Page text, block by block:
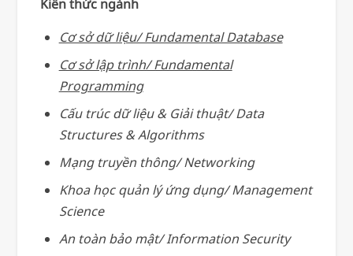
Kiến thức ngành
Cơ sở dữ liệu/ Fundamental Database
Cơ sở lập trình/ Fundamental
Programming
Cấu trúc dữ liệu & Giải thuật/ Data
Structures & Algorithms
Mạng truyền thông/ Networking
Khoa học quản lý ứng dụng/ Management
Science
An toàn bảo mật/ Information Security